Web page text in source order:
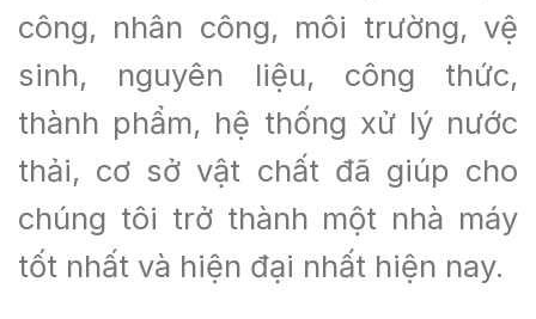
công, nhân công, môi trường, vệ
sinh, nguyên liệu, công thức,
thành phẩm, hệ thống xử lý nước
thải, cơ sở vật chất đã giúp cho
chúng tôi trở thành một nhà máy
tốt nhất và hiện đại nhất hiện nay.